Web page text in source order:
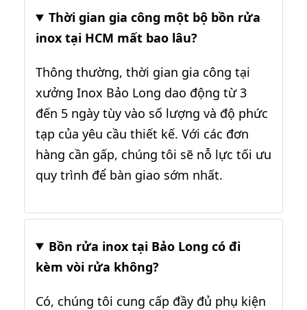
Thời gian gia công một bộ bồn rửa
inox tại HCM mất bao lâu?
Thông thường, thời gian gia công tại
xưởng Inox Bảo Long dao động từ 3
đến 5 ngày tùy vào số lượng và độ phức
tạp của yêu cầu thiết kế. Với các đơn
hàng cần gấp, chúng tôi sẽ nỗ lực tối ưu
quy trình để bàn giao sớm nhất.
Bồn rửa inox tại Bảo Long có đi
kèm vòi rửa không?
Có, chúng tôi cung cấp đầy đủ phụ kiện